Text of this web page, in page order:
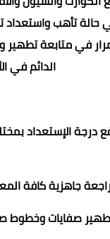
تأهب واستعداد
في متابعة تطهير
الدائم في
الإستعداد
جاهزية كافة
صفايات وخطوط